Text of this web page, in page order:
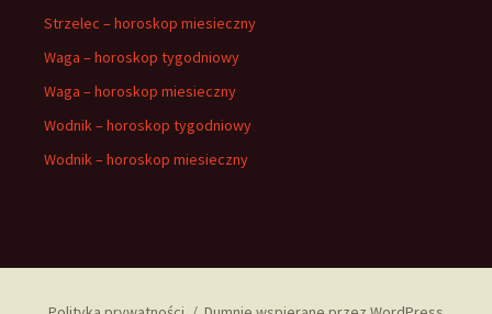
Strzelec – horoskop miesieczny
Waga – horoskop tygodniowy
Waga – horoskop miesieczny
Wodnik – horoskop tygodniowy
Wodnik – horoskop miesieczny